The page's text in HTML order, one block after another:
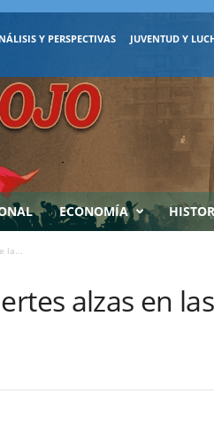
Y PERSPECTIVAS JUVENTUD Y
ECONOMÍA
la...
alzas en las